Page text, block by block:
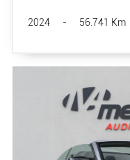
2024 - 56.741 Km